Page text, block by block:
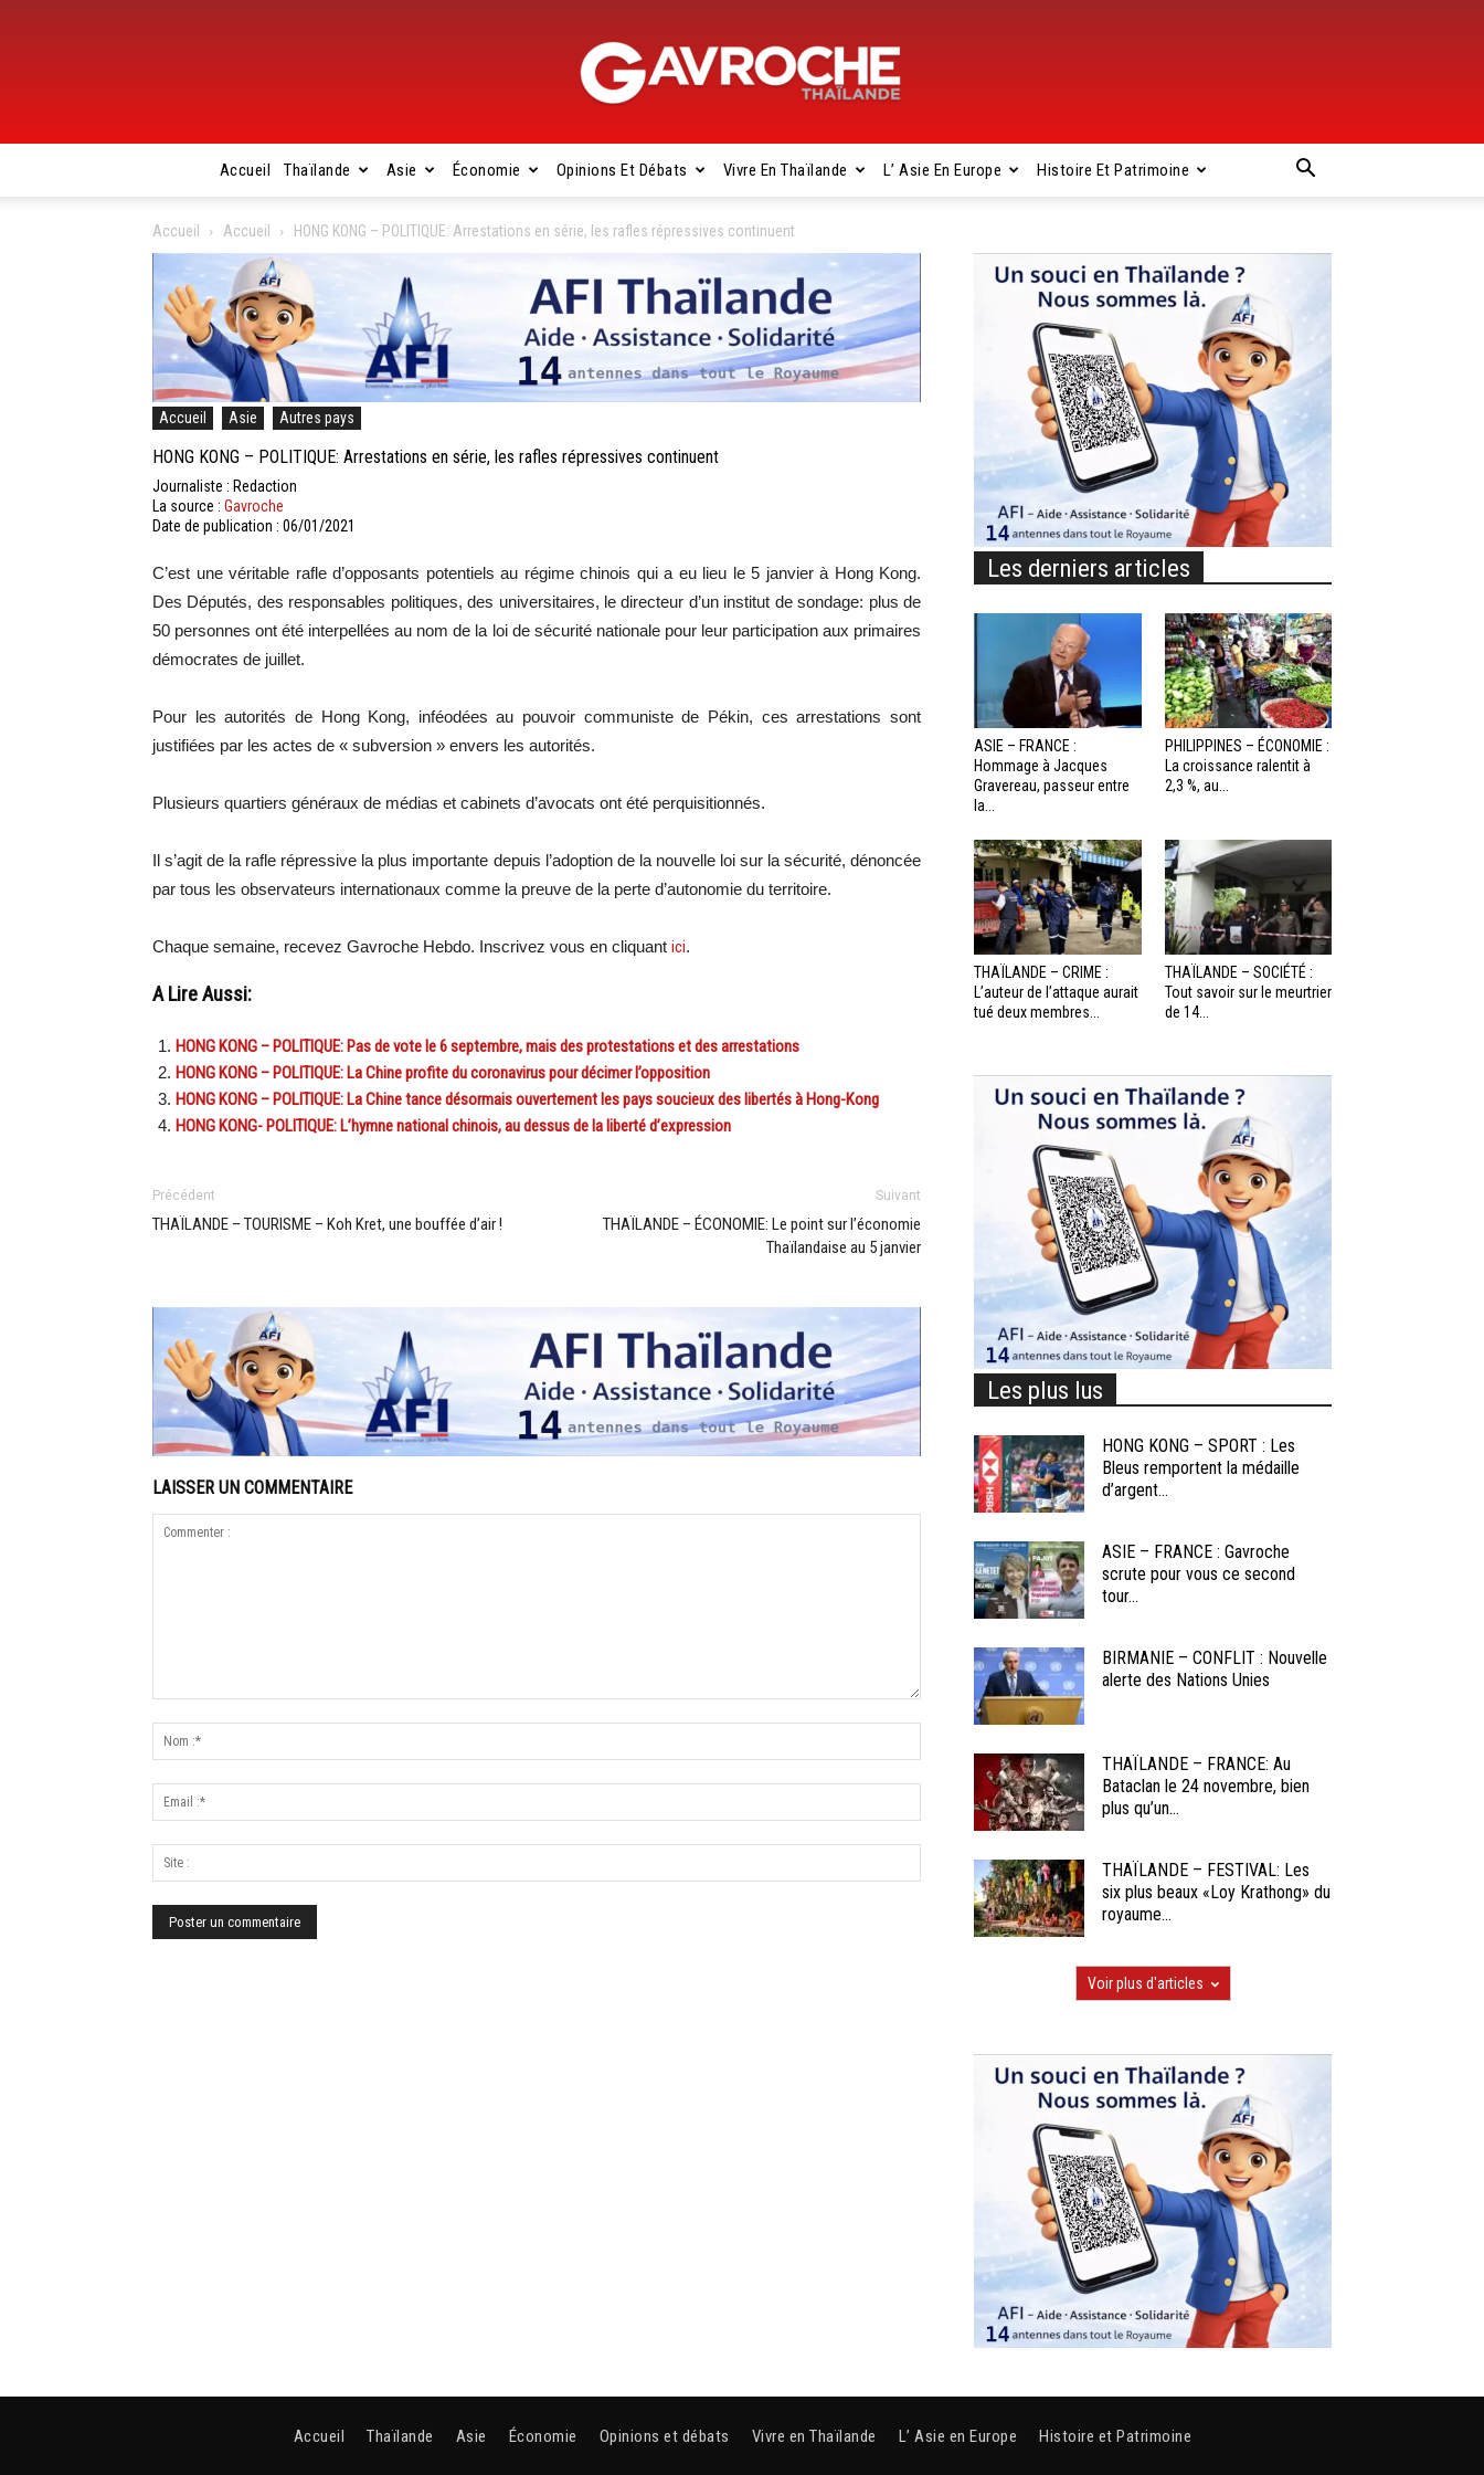
Gavroche
Thaïlande
Accueil Thaïlande Asie Économie Opinions Et Débats Vivre En Thaïlande L’ Asie En Europe Histoire Et Patrimoine
Accueil Accueil HONG KONG – POLITIQUE: Arrestations en série, les rafles répressives continuent
Accueil Asie Autres pays
HONG KONG – POLITIQUE: Arrestations en série, les rafles répressives continuent
Journaliste : Redaction
La source : Gavroche
Date de publication : 06/01/2021
C’est une véritable rafle d’opposants potentiels au régime chinois qui a eu lieu le 5 janvier à Hong Kong.
Des Députés, des responsables politiques, des universitaires, le directeur d’un institut de sondage: plus de
50 personnes ont été interpellées au nom de la loi de sécurité nationale pour leur participation aux primaires
démocrates de juillet.
Pour les autorités de Hong Kong, inféodées au pouvoir communiste de Pékin, ces arrestations sont
justifiées par les actes de « subversion » envers les autorités.
Plusieurs quartiers généraux de médias et cabinets d’avocats ont été perquisitionnés.
Il s’agit de la rafle répressive la plus importante depuis l’adoption de la nouvelle loi sur la sécurité, dénoncée
par tous les observateurs internationaux comme la preuve de la perte d’autonomie du territoire.
Chaque semaine, recevez Gavroche Hebdo. Inscrivez vous en cliquant ici.
A Lire Aussi:
HONG KONG – POLITIQUE: Pas de vote le 6 septembre, mais des protestations et des arrestations
HONG KONG – POLITIQUE: La Chine profite du coronavirus pour décimer l’opposition
HONG KONG – POLITIQUE: La Chine tance désormais ouvertement les pays soucieux des libertés à Hong-Kong
HONG KONG- POLITIQUE: L’hymne national chinois, au dessus de la liberté d’expression
Précédent
THAÏLANDE – TOURISME – Koh Kret, une bouffée d’air !
Suivant
THAÏLANDE – ÉCONOMIE: Le point sur l’économie
Thaïlandaise au 5 janvier
LAISSER UN COMMENTAIRE
Les derniers articles
ASIE – FRANCE :
Hommage à Jacques
Gravereau, passeur entre
la...
PHILIPPINES – ÉCONOMIE :
La croissance ralentit à
2,3 %, au...
THAÏLANDE – CRIME :
L’auteur de l’attaque aurait
tué deux membres...
THAÏLANDE – SOCIÉTÉ :
Tout savoir sur le meurtrier
de 14...
Les plus lus
HONG KONG – SPORT : Les
Bleus remportent la médaille
d’argent...
ASIE – FRANCE : Gavroche
scrute pour vous ce second
tour...
BIRMANIE – CONFLIT : Nouvelle
alerte des Nations Unies
THAÏLANDE – FRANCE: Au
Bataclan le 24 novembre, bien
plus qu’un...
THAÏLANDE – FESTIVAL: Les
six plus beaux «Loy Krathong» du
royaume...
Voir plus d'articles
Accueil Thaïlande Asie Économie Opinions et débats Vivre en Thaïlande L’ Asie en Europe Histoire et Patrimoine